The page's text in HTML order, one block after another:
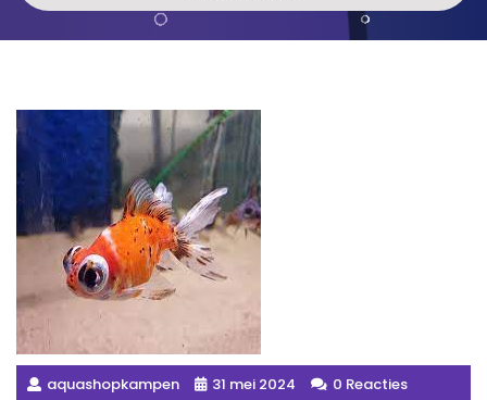
aquashopkampen 31 mei 2024 0 Reacties